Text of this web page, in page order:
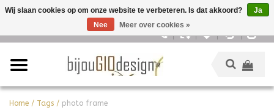
Home / Tags / photo frame
Wij slaan cookies op om onze website te verbeteren. Is dat akkoord?
Ja
Nee
Meer over cookies »